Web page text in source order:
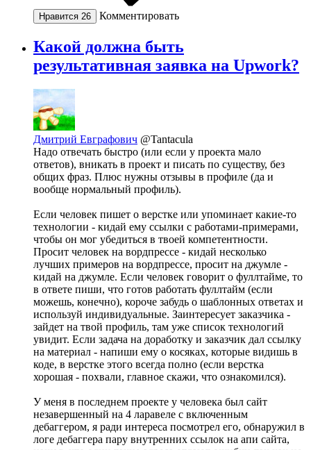
Нравится 26 Комментировать
Какой должна быть
результативная заявка на Upwork?
Дмитрий Евграфович @Tantacula
Надо отвечать быстро (или если у проекта мало
ответов), вникать в проект и писать по существу, без
общих фраз. Плюс нужны отзывы в профиле (да и
вообще нормальный профиль).
Если человек пишет о верстке или упоминает какие-то
технологии - кидай ему ссылки с работами-примерами,
чтобы он мог убедиться в твоей компетентности.
Просит человек на вордпрессе - кидай несколько
лучших примеров на вордпрессе, просит на джумле -
кидай на джумле. Если человек говорит о фуллтайме, то
в ответе пиши, что готов работать фуллтайм (если
можешь, конечно), короче забудь о шаблонных ответах и
используй индивидуальные. Заинтересует заказчика -
зайдет на твой профиль, там уже список технологий
увидит. Если задача на доработку и заказчик дал ссылку
на материал - напиши ему о косяках, которые видишь в
коде, в верстке этого всегда полно (если верстка
хорошая - похвали, главное скажи, что ознакомился).
У меня в последнем проекте у человека был сайт
незавершенный на 4 ларавеле с включенным
дебаггером, я ради интереса посмотрел его, обнаружил в
логе дебаггера пару внутренних ссылок на апи сайта,